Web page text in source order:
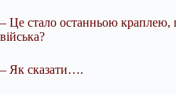
– Це стало останньою
війська?
– Як сказати….